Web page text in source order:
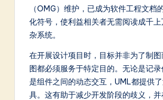
（OMG）维护，已成为软件工程文档
化符号，使利益相关者无需阅读成千
杂系统。
在开展设计项目时，目标并非为了制
图都必须服务于特定目的。无论是记
是组件之间的动态交互，UML都提供
具。这有助于减少开发阶段的歧义，